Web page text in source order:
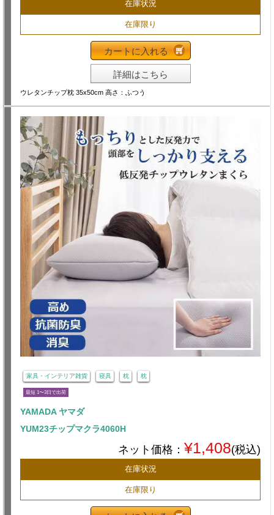
在庫状況
在庫限り
カートに入れる
詳細はこちら
ウレタンチップ枕 35x50cm 高さ：ふつう
家具・インテリア雑貨 寝具 枕 枕
最短 1〜3日で出荷
YAMADA ヤマダ
YUM23チップマクラ4060H
ネット価格： ¥1,408(税込)
在庫状況
在庫限り